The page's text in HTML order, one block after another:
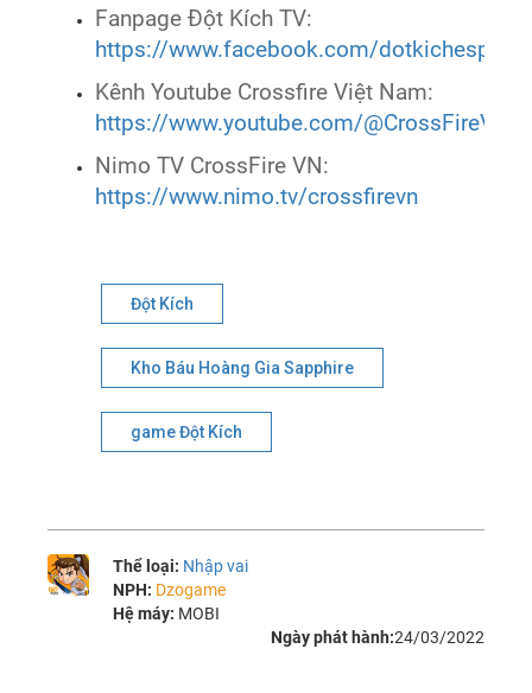
Fanpage Đột Kích TV:
https://www.facebook.com/
Kênh Youtube Crossfire Việt Nam:
https://www.youtube.com/
Nimo TV CrossFire VN:
https://www.nimo.tv/crossfirevn
Đột Kích
Kho Báu Hoàng Gia Sapphire
game Đột Kích
Thể loại: Nhập vai
NPH: Dzogame
Hệ máy: MOBI
Ngày phát hành:24/03/2022